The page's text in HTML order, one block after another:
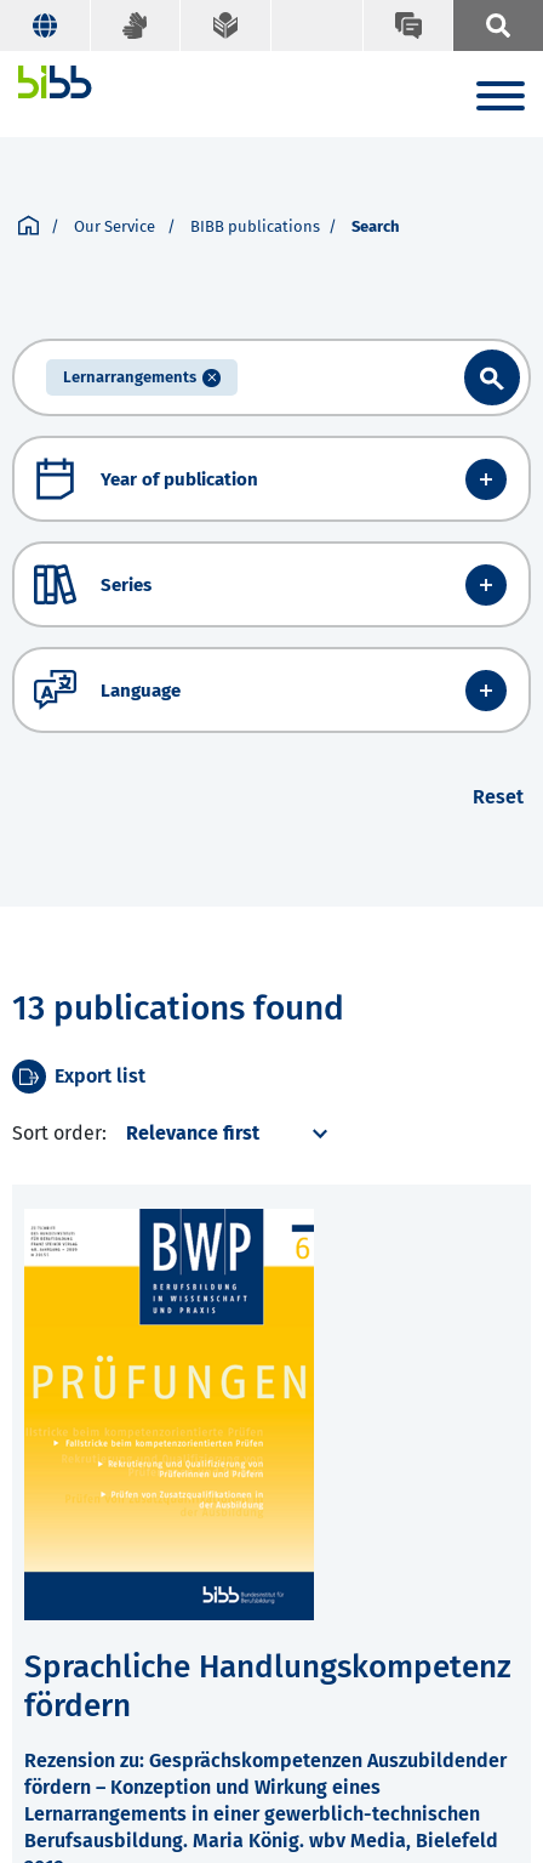
Our Service BIBB publications Search
Lernarrangements
Year of publication
Series
Language
Reset
13 publications found
Export list
Sort order:
Sprachliche Handlungskompetenz
fördern
Rezension zu: Gesprächskompetenzen Auszubildender
fördern – Konzeption und Wirkung eines
Lernarrangements in einer gewerblich-technischen
Berufsausbildung. Maria König. wbv Media, Bielefeld